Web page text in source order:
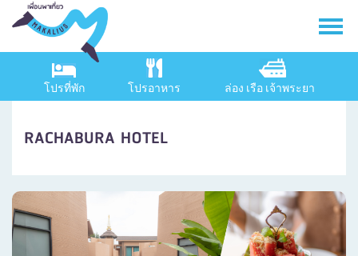
โปรที่พัก โปรอาหาร ล่อง เรือ เจ้าพระยา
RACHABURA HOTEL